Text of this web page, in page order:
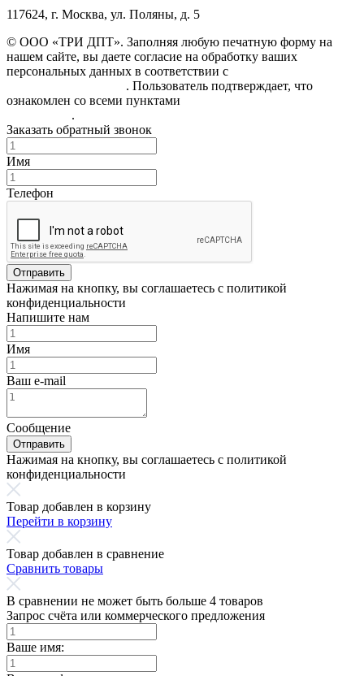
117624, г. Москва, ул. Поляны, д. 5
© ООО «ТРИ ДПТ». Заполняя любую печатную форму на
нашем сайте, вы даете согласие на обработку ваших
персональных данных в соответствии с
. Пользователь подтверждает, что
ознакомлен со всеми пунктами
.
Заказать обратный звонок
Имя
Телефон
Отправить
Нажимая на кнопку, вы соглашаетесь с политикой
конфиденциальности
Напишите нам
Имя
Ваш e-mail
Сообщение
Отправить
Нажимая на кнопку, вы соглашаетесь с политикой
конфиденциальности
Товар добавлен в корзину
Перейти в корзину
Товар добавлен в сравнение
Сравнить товары
В сравнении не может быть больше 4 товаров
Запрос счёта или коммерческого предложения
Ваше имя: